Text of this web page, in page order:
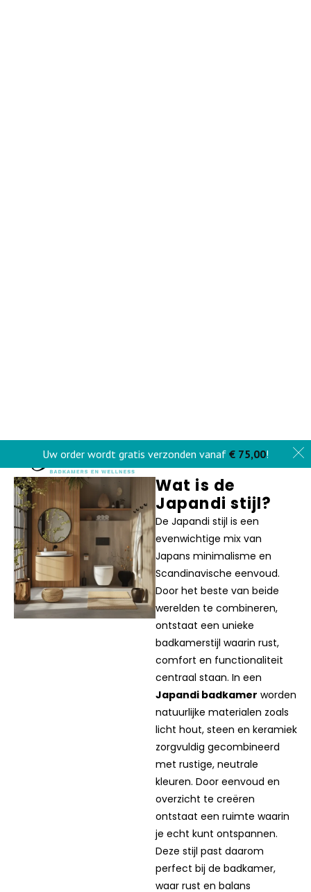
verandert in een plek van rust en ontspanning.
Wat is de
Japandi stijl?
De Japandi stijl is een
evenwichtige mix van
Japans minimalisme en
Scandinavische eenvoud.
Door het beste van beide
werelden te combineren,
ontstaat een unieke
badkamerstijl waarin rust,
comfort en functionaliteit
centraal staan. In een
Japandi badkamerworden
natuurlijke materialen zoals
licht hout, steen en keramiek
zorgvuldig gecombineerd
met rustige, neutrale
kleuren. Door eenvoud en
overzicht te creëren
ontstaat een ruimte waarin
je echt kunt ontspannen.
Deze stijl past daarom
perfect bij de badkamer,